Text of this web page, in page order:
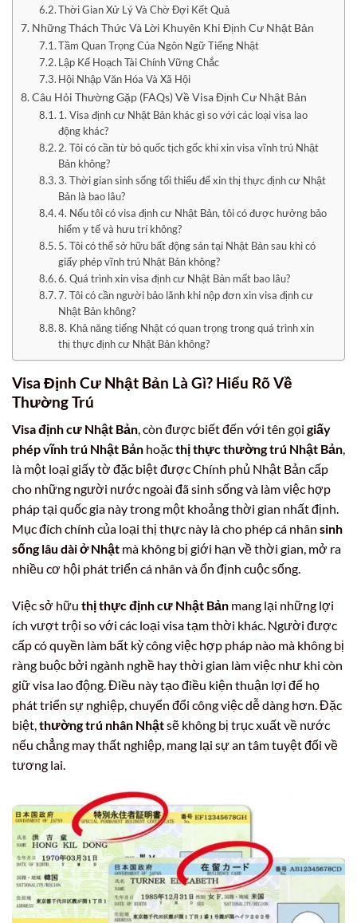
Thời Gian Xử Lý Và Chờ Đợi Kết Quả
Những Thách Thức Và Lời Khuyên Khi Định Cư Nhật Bản
Tầm Quan Trọng Của Ngôn Ngữ Tiếng Nhật
Lập Kế Hoạch Tài Chính Vững Chắc
Hội Nhập Văn Hóa Và Xã Hội
Câu Hỏi Thường Gặp (FAQs) Về Visa Định Cư Nhật Bản
1. Visa định cư Nhật Bản khác gì so với các loại visa lao
động khác?
2. Tôi có cần từ bỏ quốc tịch gốc khi xin visa vĩnh trú Nhật
Bản không?
3. Thời gian sinh sống tối thiểu để xin thị thực định cư Nhật
Bản là bao lâu?
4. Nếu tôi có visa định cư Nhật Bản, tôi có được hưởng bảo
hiểm y tế và hưu trí không?
5. Tôi có thể sở hữu bất động sản tại Nhật Bản sau khi có
giấy phép vĩnh trú Nhật Bản không?
6. Quá trình xin visa định cư Nhật Bản mất bao lâu?
7. Tôi có cần người bảo lãnh khi nộp đơn xin visa định cư
Nhật Bản không?
8. Khả năng tiếng Nhật có quan trọng trong quá trình xin
thị thực định cư Nhật Bản không?
Visa Định Cư Nhật Bản Là Gì? Hiểu Rõ Về
Thường Trú
Visa định cư Nhật Bản, còn được biết đến với tên gọi giấy
phép vĩnh trú Nhật Bản hoặcthị thực thường trú Nhật Bản,
là một loại giấy tờ đặc biệt được Chính phủ Nhật Bản cấp
cho những người nước ngoài đã sinh sống và làm việc hợp
pháp tại quốc gia này trong một khoảng thời gian nhất định.
Mục đích chính của loại thị thực này là cho phép cá nhân sinh
sống lâu dài ở Nhật mà không bị giới hạn về thời gian, mở ra
nhiều cơ hội phát triển cá nhân và ổn định cuộc sống.
Việc sở hữu thị thực định cư Nhật Bản mang lại những lợi
ích vượt trội so với các loại visa tạm thời khác. Người được
cấp có quyền làm bất kỳ công việc hợp pháp nào mà không bị
ràng buộc bởi ngành nghề hay thời gian làm việc như khi còn
giữ visa lao động. Điều này tạo điều kiện thuận lợi để họ
phát triển sự nghiệp, chuyển đổi công việc dễ dàng hơn. Đặc
biệt,thường trú nhân Nhậtsẽ không bị trục xuất về nước
nếu chẳng may thất nghiệp, mang lại sự an tâm tuyệt đối về
tương lai.